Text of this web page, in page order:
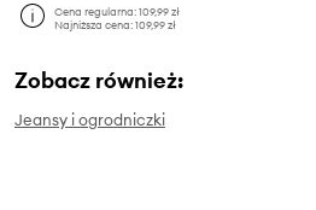
Cena regularna:109,99 zł
Najniższa cena:109,99 zł
Zobacz również:
Jeansy i ogrodniczki